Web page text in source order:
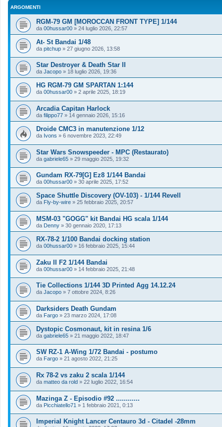
ARGOMENTI
RGM-79 GM [MOROCCAN FRONT TYPE] 1/144
da 00hussar00 » 24 luglio 2026, 22:57
At- St Bandai 1/48
da pitchup » 27 giugno 2026, 13:58
Star Destroyer & Death Star II
da Jacopo » 18 luglio 2026, 19:36
HG RGM-79 GM SPARTAN 1:144
da 00hussar00 » 2 aprile 2025, 18:19
Arcadia Capitan Harlock
da filippo77 » 14 gennaio 2026, 15:16
Droide CMC3 in manutenzione 1/12
da Ivons » 6 novembre 2023, 22:49
Star Wars Snowspeeder - MPC (Restaurato)
da gabriele65 » 29 maggio 2025, 19:32
Gundam RX-79[G] Ez8 1/144 Bandai
da 00hussar00 » 30 aprile 2025, 17:52
Space Shuttle Discovery (OV-103) - 1/144 Revell
da Fly-by-wire » 25 febbraio 2025, 20:57
MSM-03 "GOGG" kit Bandai HG scala 1/144
da Denny » 30 gennaio 2020, 17:13
RX-78-2 1/100 Bandai docking station
da 00hussar00 » 16 febbraio 2025, 15:44
Zaku II F2 1/144 Bandai
da 00hussar00 » 14 febbraio 2025, 21:48
Tie Collections 1/144 3D Printed Agg 14.12.24
da Jacopo » 7 ottobre 2024, 8:26
Darksiders Death Gundam
da Fargo » 23 marzo 2024, 17:08
Dystopic Cosmonaut, kit in resina 1/6
da gabriele65 » 21 maggio 2022, 18:47
SW RZ-1 A-Wing 1/72 Bandai - postumo
da Fargo » 21 agosto 2022, 21:25
Rx 78-2 vs zaku 2 scala 1/144
da matteo da rold » 22 luglio 2022, 16:54
Mazinga Z - Episodio #92 ............
da Picchiatello71 » 1 febbraio 2021, 0:13
Imperial Knight Lancer Centauro 3d - Citadel -28mm